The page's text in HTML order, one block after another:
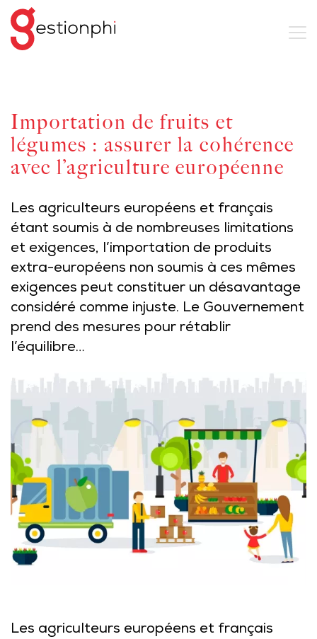
Importation de fruits et
légumes : assurer la cohérence
avec l’agriculture européenne
Les agriculteurs européens et français
étant soumis à de nombreuses limitations
et exigences, l’importation de produits
extra-européens non soumis à ces mêmes
exigences peut constituer un désavantage
considéré comme injuste. Le Gouvernement
prend des mesures pour rétablir
l’équilibre…
Les agriculteurs européens et français